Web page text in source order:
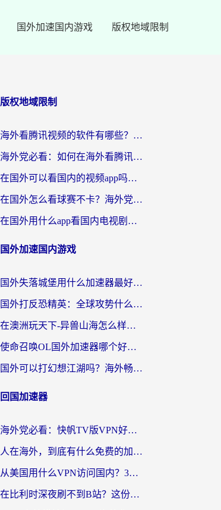
国外加速国内游戏 版权地域限制
版权地域限制
海外看腾讯视频的软件有哪些？2026实测有效，留学生都在用的回国加速器指南
海外党必看：如何在海外看腾讯体育？解决赛事直播地区限制的终极指南
在国外可以看国内的视频app吗知乎？海外党亲测有效的追剧加速方案
在国外怎么看球赛不卡？海外党专属体育直播自由指南
在国外用什么app看国内电视剧？3步解决版权限制+卡顿难题
国外加速国内游戏
国外失落城堡用什么加速器最好？一份来自老玩家的真实指南
国外打反恐精英：全球攻势什么加速器好用？2026海外玩家国服游戏加速终极指南
在澳洲玩天下-异兽山海怎么样才能不卡？一份给南半球玩家的自救指南
使命召唤OL国外加速器哪个好用？海外玩家亲测的国服游戏加速终极指南
国外可以打幻想江湖吗？海外畅玩国服游戏的终极指南
回国加速器
海外党必看：快帆TV版VPN好用吗？和Easyback VPN对比哪个回国效果更好？附2026真实测评
人在海外，到底有什么免费的加速器能让我安心追剧打游戏？
从美国用什么VPN访问国内？3年海外党亲测：选对工具才能无缝刷B站、看腾讯视频
在比利时深夜刷不到B站？这份回国加速器避坑指南请收好